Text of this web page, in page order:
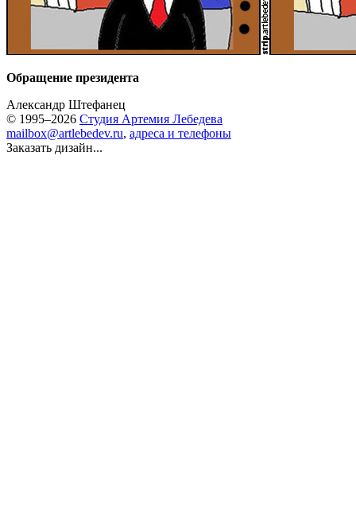
Обращение президента
Александр Штефанец
© 1995–2026 Студия Артемия Лебедева
mailbox@artlebedev.ru, адреса и телефоны
Заказать дизайн...